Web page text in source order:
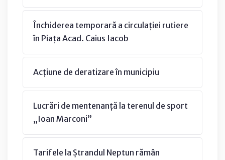
Închiderea temporară a circulației rutiere
în Piața Acad. Caius Iacob
Acțiune de deratizare în municipiu
Lucrări de mentenanță la terenul de sport
„Ioan Marconi”
Tarifele la Ștrandul Neptun rămân